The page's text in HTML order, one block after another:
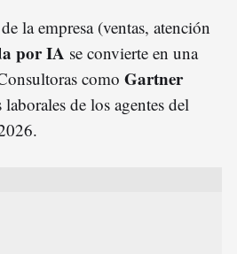
la empresa (ventas, atención
por IA se convierte en una
como Gartner
de los agentes del